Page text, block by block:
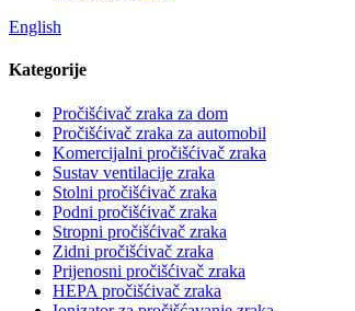
English
Kategorije
Pročišćivač zraka za dom
Pročišćivač zraka za automobil
Komercijalni pročišćivač zraka
Sustav ventilacije zraka
Stolni pročišćivač zraka
Podni pročišćivač zraka
Stropni pročišćivač zraka
Zidni pročišćivač zraka
Prijenosni pročišćivač zraka
HEPA pročišćivač zraka